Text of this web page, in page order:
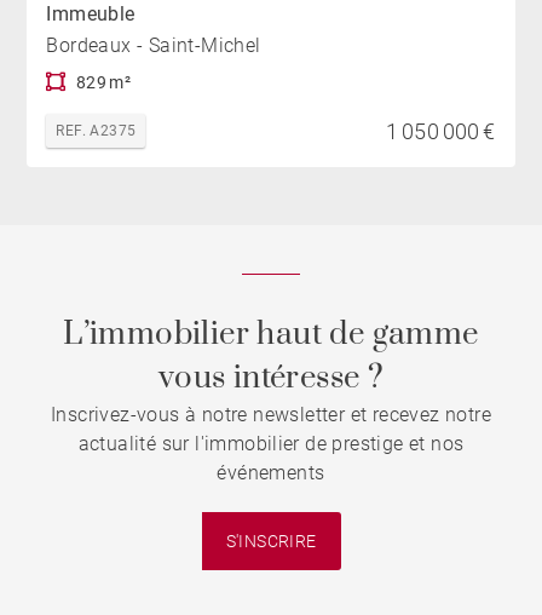
Immeuble
Bordeaux - Saint-Michel
829 m²
REF. A2375 1 050 000 €
L’immobilier haut de gamme
vous intéresse ?
Inscrivez-vous à notre newsletter et recevez notre
actualité sur l'immobilier de prestige et nos
événements
S'INSCRIRE